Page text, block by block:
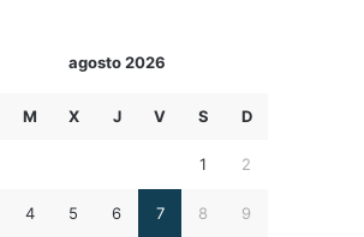
agosto 2026
M X J V S D
1 2
4 5 6 7 8 9